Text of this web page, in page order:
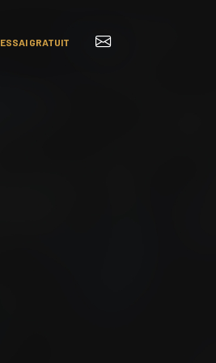
ESSAI GRATUIT